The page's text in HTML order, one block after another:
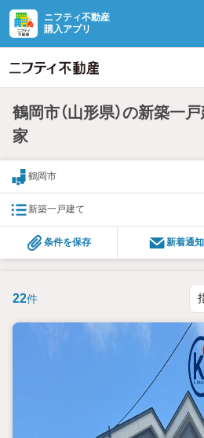
ニフティ不動産
購入アプリ
鶴岡市（山形県）の新築一
家
鶴岡市
新築一戸建て
条件を保存 新着通知
22件